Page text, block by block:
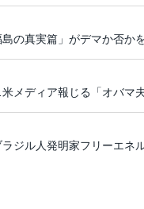
の真実篇」がデマか否か
メディア報じる「オバマ
ジル人発明家フリーエネ